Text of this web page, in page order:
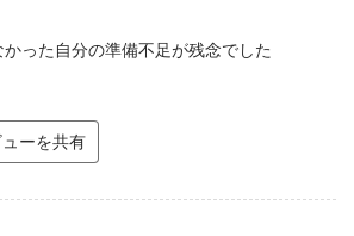
った自分の準備不足が残念でした
ューを共有